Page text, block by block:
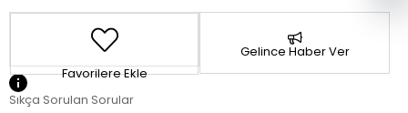
Favorilere Ekle
Gelince Haber Ver
Sıkça Sorulan Sorular